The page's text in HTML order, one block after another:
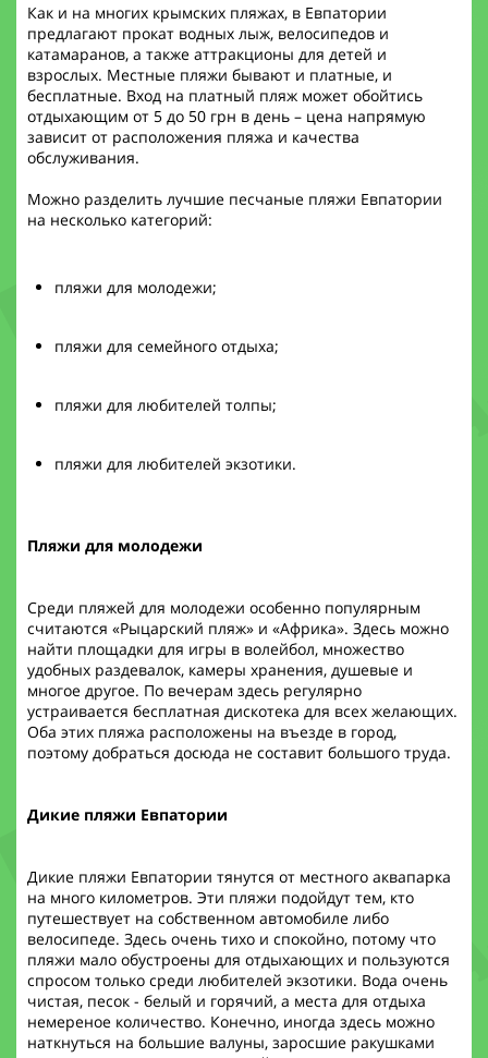
Как и на многих крымских пляжах, в Евпатории
предлагают прокат водных лыж, велосипедов и
катамаранов, а также аттракционы для детей и
взрослых. Местные пляжи бывают и платные, и
бесплатные. Вход на платный пляж может обойтись
отдыхающим от 5 до 50 грн в день – цена напрямую
зависит от расположения пляжа и качества
обслуживания.
Можно разделить лучшие песчаные пляжи Евпатории
на несколько категорий:
пляжи для молодежи;
пляжи для семейного отдыха;
пляжи для любителей толпы;
пляжи для любителей экзотики.
Пляжи для молодежи
Среди пляжей для молодежи особенно популярным
считаются «Рыцарский пляж» и «Африка». Здесь можно
найти площадки для игры в волейбол, множество
удобных раздевалок, камеры хранения, душевые и
многое другое. По вечерам здесь регулярно
устраивается бесплатная дискотека для всех желающих.
Оба этих пляжа расположены на въезде в город,
поэтому добраться досюда не составит большого труда.
Дикие пляжи Евпатории
Дикие пляжи Евпатории тянутся от местного аквапарка
на много километров. Эти пляжи подойдут тем, кто
путешествует на собственном автомобиле либо
велосипеде. Здесь очень тихо и спокойно, потому что
пляжи мало обустроены для отдыхающих и пользуются
спросом только среди любителей экзотики. Вода очень
чистая, песок - белый и горячий, а места для отдыха
немереное количество. Конечно, иногда здесь можно
наткнуться на большие валуны, заросшие ракушками